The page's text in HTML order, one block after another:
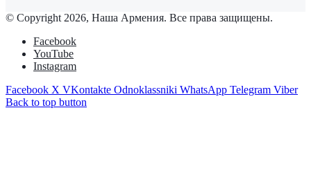
© Copyright 2026, Наша Армения. Все права защищены.
Facebook
YouTube
Instagram
Facebook X VKontakte Odnoklassniki WhatsApp Telegram Viber
Back to top button